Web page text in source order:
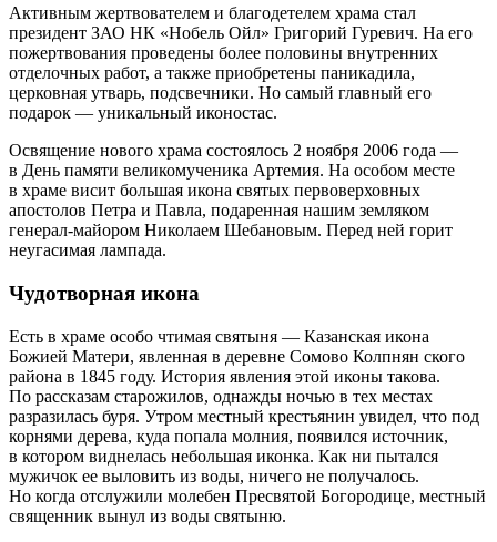
Активным жертвователем и благодетелем храма стал
президент ЗАО НК «Нобель Ойл» Григорий Гуревич. На его
пожертвования проведены более половины внутренних
отделочных работ, а также приобретены паникадила,
церковная утварь, подсвечники. Но самый главный его
подарок — уникальный иконостас.
Освящение нового храма состоялось 2 ноября 2006 года —
в День памяти великомученика Артемия. На особом месте
в храме висит большая икона святых первоверховных
апостолов Петра и Павла, подаренная нашим земляком
генерал-майором Николаем Шебановым. Перед ней горит
неугасимая лампада.
Чудотворная икона
Есть в храме особо чтимая святыня — Казанская икона
Божией Матери, явленная в деревне Сомово Колпнян ского
района в 1845 году. История явления этой иконы такова.
По рассказам старожилов, однажды ночью в тех местах
разразилась буря. Утром местный крестьянин увидел, что под
корнями дерева, куда попала молния, появился источник,
в котором виднелась небольшая иконка. Как ни пытался
мужичок ее выловить из воды, ничего не получалось.
Но когда отслужили молебен Пресвятой Богородице, местный
священник вынул из воды святыню.